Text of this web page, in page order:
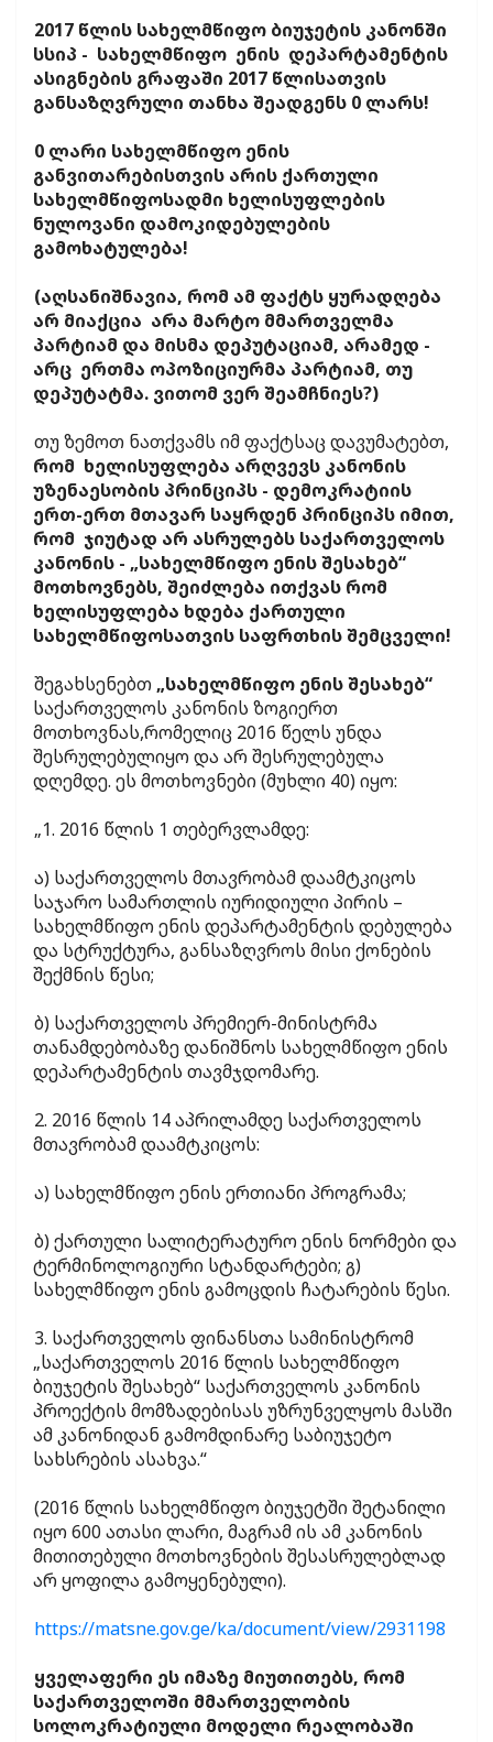
2017 წლის სახელმწიფო ბიუჯეტის კანონში
სსიპ - სახელმწიფო ენის დეპარტამენტის
ასიგნების გრაფაში 2017 წლისათვის
განსაზღვრული თანხა შეადგენს 0 ლარს!
0 ლარი სახელმწიფო ენის
განვითარებისთვის არის ქართული
სახელმწიფოსადმი ხელისუფლების
ნულოვანი დამოკიდებულების
გამოხატულება!
(აღსანიშნავია, რომ ამ ფაქტს ყურადღება
არ მიაქცია არა მარტო მმართველმა
პარტიამ და მისმა დეპუტაციამ, არამედ -
არც ერთმა ოპოზიციურმა პარტიამ, თუ
დეპუტატმა. ვითომ ვერ შეამჩნიეს?)
თუ ზემოთ ნათქვამს იმ ფაქტსაც დავუმატებთ,
რომ ხელისუფლება არღვევს კანონის
უზენაესობის პრინციპს - დემოკრატიის
ერთ-ერთ მთავარ საყრდენ პრინციპს იმით,
რომ ჯიუტად არ ასრულებს საქართველოს
კანონის - „სახელმწიფო ენის შესახებ“
მოთხოვნებს, შეიძლება ითქვას რომ
ხელისუფლება ხდება ქართული
სახელმწიფოსათვის საფრთხის შემცველი!
შეგახსენებთ „სახელმწიფო ენის შესახებ“
საქართველოს კანონის ზოგიერთ
მოთხოვნას,რომელიც 2016 წელს უნდა
შესრულებულიყო და არ შესრულებულა
დღემდე. ეს მოთხოვნები (მუხლი 40) იყო:
„1. 2016 წლის 1 თებერვლამდე:
ა) საქართველოს მთავრობამ დაამტკიცოს
საჯარო სამართლის იურიდიული პირის –
სახელმწიფო ენის დეპარტამენტის დებულება
და სტრუქტურა, განსაზღვროს მისი ქონების
შექმნის წესი;
ბ) საქართველოს პრემიერ-მინისტრმა
თანამდებობაზე დანიშნოს სახელმწიფო ენის
დეპარტამენტის თავმჯდომარე.
2. 2016 წლის 14 აპრილამდე საქართველოს
მთავრობამ დაამტკიცოს:
ა) სახელმწიფო ენის ერთიანი პროგრამა;
ბ) ქართული სალიტერატურო ენის ნორმები და
ტერმინოლოგიური სტანდარტები; გ)
სახელმწიფო ენის გამოცდის ჩატარების წესი.
3. საქართველოს ფინანსთა სამინისტრომ
„საქართველოს 2016 წლის სახელმწიფო
ბიუჯეტის შესახებ“ საქართველოს კანონის
პროექტის მომზადებისას უზრუნველყოს მასში
ამ კანონიდან გამომდინარე საბიუჯეტო
სახსრების ასახვა.“
(2016 წლის სახელმწიფო ბიუჯეტში შეტანილი
იყო 600 ათასი ლარი, მაგრამ ის ამ კანონის
მითითებული მოთხოვნების შესასრულებლად
არ ყოფილა გამოყენებული).
https://matsne.gov.ge/ka/document/view/2931198
ყველაფერი ეს იმაზე მიუთითებს, რომ
საქართველოში მმართველობის
სოლოკრატიული მოდელი რეალობაში